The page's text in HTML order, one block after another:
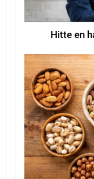
Hitte en